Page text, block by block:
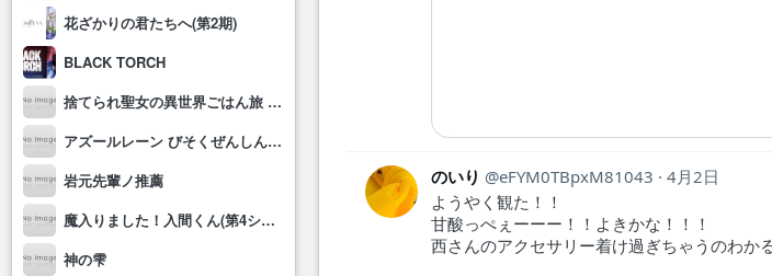
花ざかりの君たちへ(第2期)
BLACK TORCH
捨てられ聖女の異世界ごはん旅 隠れスキルでキャンピングカーを召喚しました
アズールレーン びそくぜんしんっ！にっ!!
岩元先輩ノ推薦
魔入りました！入間くん(第4シリーズ)
神の雫
のいり eFYM0TBpxM81043
4月2日
ようやく観た！！
甘酸っぺぇーーー！！よきかな！！！
西さんのアクセサリー着け過ぎちゃうのわか